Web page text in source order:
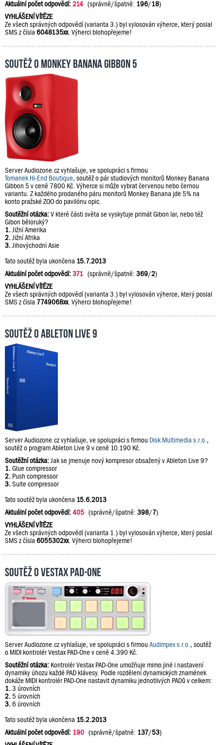
Aktuální počet odpovědí:214 (správně/špatně: 196/18)
VYHLÁŠENÍ VÍTĚZE
Ze všech správných odpovědí (varianta 3.) byl vylosován výherce, který poslal
SMS z čísla 6048135xx. Výherci blohopřejeme!
Soutěž o Monkey Banana Gibbon 5
Server Audiozone.cz vyhlašuje, ve spolupráci s firmou
Tomanek Hi-End Boutique, soutěž o pár studiových monitorů Monkey Banana
Gibbon 5 v ceně 7800 Kč. Výherce si může vybrat červenou nebo černou
variantu. Z každého prodaného páru monitorů Monkey Banana jde 5% na
konto pražské ZOO do pavilónu opic.
Soutěžní otázka:V které části světa se vyskytuje primát Gibon lar, nebo též
Gibon běloruký?
1. Jižní Amerika
2. Jižní Afrika
3. Jihovýchodní Asie
Tato soutěž byla ukončena 15.7.2013
Aktuální počet odpovědí:371 (správně/špatně: 369/2)
VYHLÁŠENÍ VÍTĚZE
Ze všech správných odpovědí (varianta 3.) byl vylosován výherce, který poslal
SMS z čísla 7749068xx. Výherci blohopřejeme!
Soutěž o Ableton Live 9
Server Audiozone.cz vyhlašuje, ve spolupráci s firmou Disk Multimedia s.r.o. ,
soutěž o program Ableton Live 9 v ceně 10.190 Kč.
Soutěžní otázka: Jak se jmenuje nový kompresor obsažený v Ableton Live 9?
1. Glue compressor
2. Push compressor
3. Suite compressor
Tato soutěž byla ukončena 15.6.2013
Aktuální počet odpovědí:405 (správně/špatně: 398/7)
VYHLÁŠENÍ VÍTĚZE
Ze všech správných odpovědí (varianta 1.) byl vylosován výherce, který poslal
SMS z čísla 6055302xx. Výherci blohopřejeme!
Soutěž o Vestax PAD-One
Server Audiozone.cz vyhlašuje, ve spolupráci s firmou Audimpex s.r.o. , soutěž
o MIDI kontrolér Vestax PAD-One v ceně 4.390 Kč.
Soutěžní otázka: Kontrolér Vestax PAD-One umožňuje mimo jiné i nastavení
dynamiky úhozu každé PAD klávesy. Podle rozdělení dynamických znamének
dokáže MIDI kontrolér PAD-One nastavit dynamiku jednotlivých PADů v celkem:
1. 3 úrovních
2. 5 úrovních
3. 6 úrovních
Tato soutěž byla ukončena 15.2.2013
Aktuální počet odpovědí: 190 (správně/špatně: 137/53)